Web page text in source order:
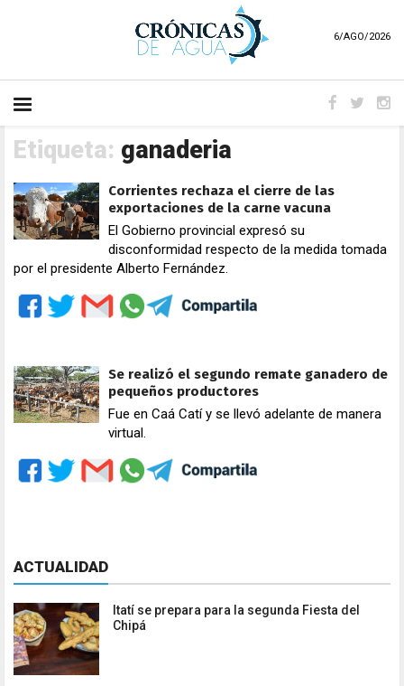
6/AGO/2026
Etiqueta: ganaderia
Corrientes rechaza el cierre de las
exportaciones de la carne vacuna
El Gobierno provincial expresó su
disconformidad respecto de la medida tomada
por el presidente Alberto Fernández.
Se realizó el segundo remate ganadero de
pequeños productores
Fue en Caá Catí y se llevó adelante de manera
virtual.
ACTUALIDAD
Itatí se prepara para la segunda Fiesta del
Chipá